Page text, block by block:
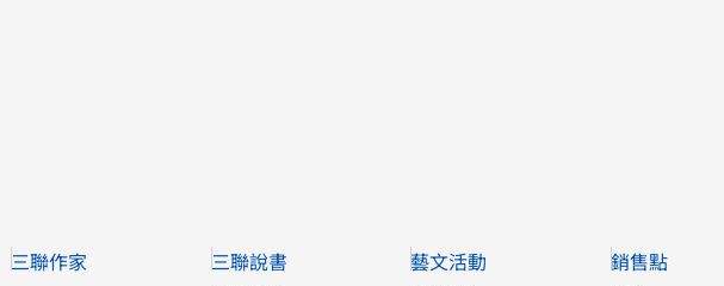
三聯作家 三聯說書 藝文活動 銷售點